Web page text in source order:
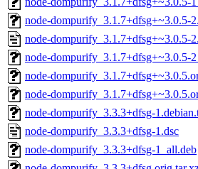
node-dompurify_3.1.7+dfsg+~3.0.5-
node-dompurify_3.1.7+dfsg+~3.0.5-
node-dompurify_3.1.7+dfsg+~3.0.5-
node-
node-
node-dompurify_3.3.3+dfsg-
node-dompurify_3.3.3+dfsg-1.dsc
node-dompurify_3.3.3+dfsg-1_all.deb